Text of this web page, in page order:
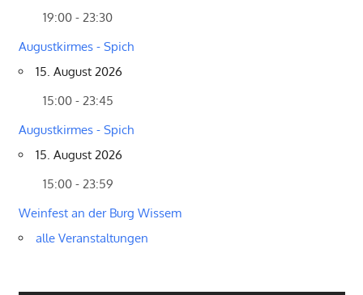
19:00 - 23:30
Augustkirmes - Spich
15. August 2026
15:00 - 23:45
Augustkirmes - Spich
15. August 2026
15:00 - 23:59
Weinfest an der Burg Wissem
alle Veranstaltungen